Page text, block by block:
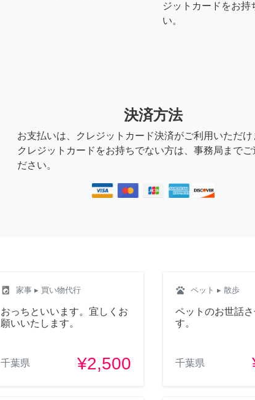
ジットカードをお持
い。
決済方法
お支払いは、クレジットカード決済がご利用いただけ
クレジットカードをお持ちでない方は、事務局までご
ださい。
local_laundry_service 家事 ▸ 買い物代行
おっちといいます。宜しくお
願いいたします。
千葉県 ¥2,500
pets ペット ▸ 散歩
ペットのお世話さ
す。
千葉県